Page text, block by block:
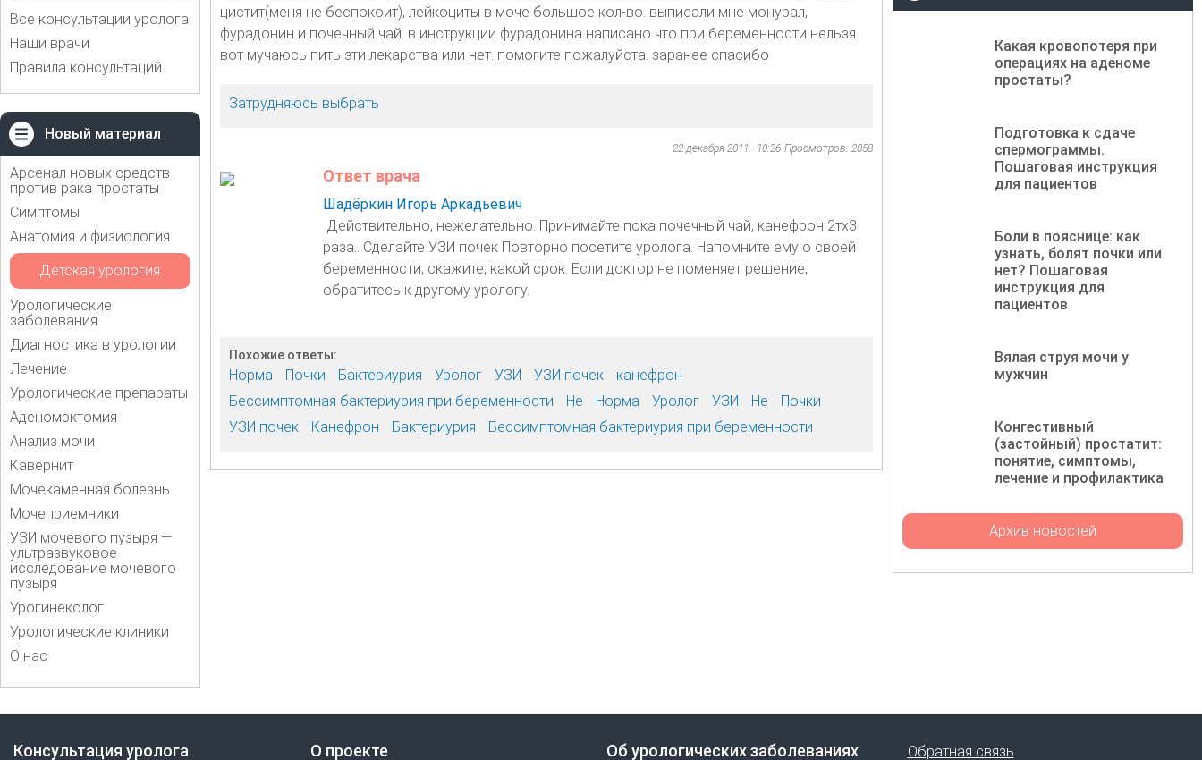
Все консультации уролога
Наши врачи
Правила консультаций
Новый материал
Арсенал новых средств
против рака простаты
Симптомы
Анатомия и физиология
Детская урология
Урологические
заболевания
Диагностика в урологии
Лечение
Урологические препараты
Аденомэктомия
Анализ мочи
Кавернит
Мочекаменная болезнь
Мочеприемники
УЗИ мочевого пузыря —
ультразвуковое
исследование мочевого
пузыря
Урогинеколог
Урологические клиники
О нас
цистит(меня не беспокоит), лейкоциты в моче большое кол-во. выписали мне монурал,
фурадонин и почечный чай. в инструкции фурадонина написано что при беременности нельзя.
вот мучаюсь пить эти лекарства или нет. помогите пожалуйста. заранее спасибо
Затрудняюсь выбрать
22 декабря 2011 - 10:26 Просмотров: 2058
Ответ врача
Шадёркин Игорь Аркадьевич
Действительно, нежелательно. Принимайте пока почечный чай, канефрон 2тх3
раза.. Сделайте УЗИ почек Повторно посетите уролога. Напомните ему о своей
беременности, скажите, какой срок. Если доктор не поменяет решение,
обратитесь к другому урологу.
Похожие ответы:
Норма Почки Бактериурия Уролог УЗИ УЗИ почек
канефрон
Бессимптомная бактериурия при беременности
Не Норма Уролог УЗИ Не
Почки
УЗИ почек
Канефрон Бактериурия Бессимптомная бактериурия при беременности
Какая кровопотеря при
операциях на аденоме
простаты?
Подготовка к сдаче
спермограммы.
Пошаговая инструкция
для пациентов
Боли в пояснице: как
узнать, болят почки или
нет? Пошаговая
инструкция для
пациентов
Вялая струя мочи у
мужчин
Конгестивный
(застойный) простатит:
понятие, симптомы,
лечение и профилактика
Архив новостей
Консультация уролога О проекте Об урологических заболеваниях Обратная связь